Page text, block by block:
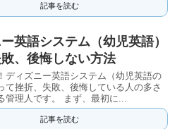
記事を読む
英語システム（幼児英語）
、後悔しない方法
ディズニー英語システム（幼児英語の
て挫折、失敗、後悔している人の多さ
管理人です。 まず、最初に...
記事を読む